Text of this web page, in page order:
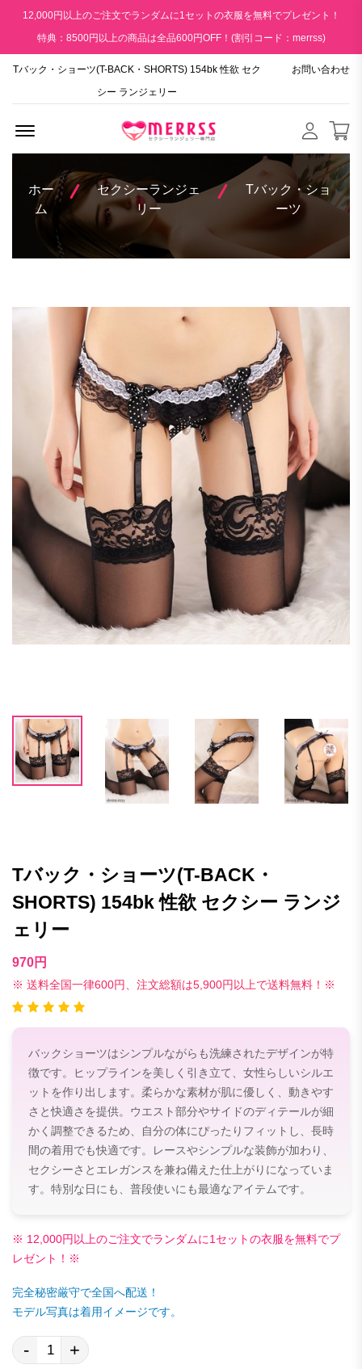
12,000円以上のご注文でランダムに1セットの衣服を無料でプレゼント！
特典：8500円以上の商品は全品600円OFF！(割引コード：merrss)
Tバック・ショーツ(T-BACK・SHORTS) 154bk 性欲 セク
シー ランジェリー
お問い合わせ
ホー
ム
セクシーランジェ
リー
Tバック・ショ
ーツ
Tバック・ショーツ(T-BACK・
SHORTS) 154bk 性欲 セクシー ランジ
ェリー
970円
※ 送料全国一律600円、注文総額は5,900円以上で送料無料！※
バックショーツはシンプルながらも洗練されたデザインが特
徴です。ヒップラインを美しく引き立て、女性らしいシルエ
ットを作り出します。柔らかな素材が肌に優しく、動きやす
さと快適さを提供。ウエスト部分やサイドのディテールが細
かく調整できるため、自分の体にぴったりフィットし、長時
間の着用でも快適です。レースやシンプルな装飾が加わり、
セクシーさとエレガンスを兼ね備えた仕上がりになっていま
す。特別な日にも、普段使いにも最適なアイテムです。
※ 12,000円以上のご注文でランダムに1セットの衣服を無料でプ
レゼント！※
完全秘密厳守で全国へ配送！
モデル写真は着用イメージです。
- +